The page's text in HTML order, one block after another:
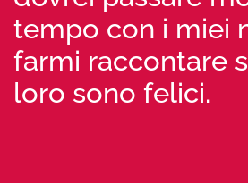
tempo con i miei
farmi raccontare
loro sono felici.